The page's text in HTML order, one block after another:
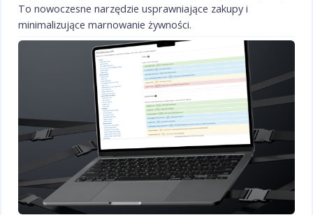
To nowoczesne narzędzie usprawniające zakupy i
minimalizujące marnowanie żywności.